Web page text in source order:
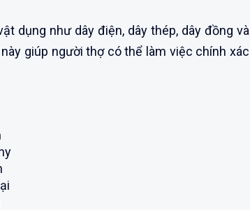
dụng như dây điện, dây thép, dây đồng và
giúp người thợ có thể làm việc chính xác